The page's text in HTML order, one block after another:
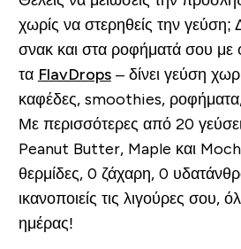
χωρίς να στερηθείς την
σνακ και στα ροφήματά σου με
τα FlavDrops– δίνει γεύση
καφέδες, smoothies,
Με περισσότερες από 20
Peanut Butter, Maple και
θερμίδες, 0 ζάχαρη, 0
ικανοποιείς τις λιγούρες σου,
ημέρας!